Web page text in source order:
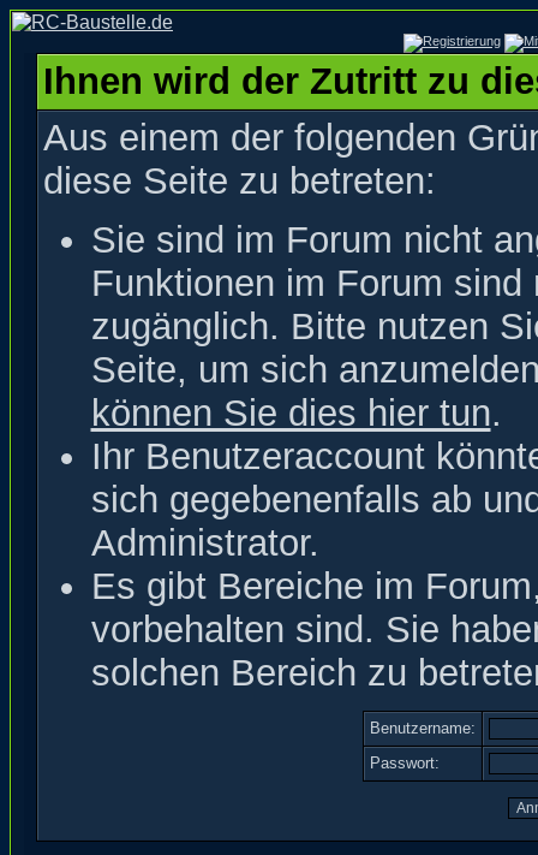
Ihnen wird der Zutritt zu
Aus einem der folgenden
diese Seite zu betreten:
Sie sind im Forum nicht
Funktionen im Forum
zugänglich. Bitte nutzen
Seite, um sich
können Sie dies hier tun.
Ihr Benutzeraccount
sich gegebenenfalls ab
Administrator.
Es gibt Bereiche im
vorbehalten sind. Sie
solchen Bereich zu
Benutzername:
Passwort: